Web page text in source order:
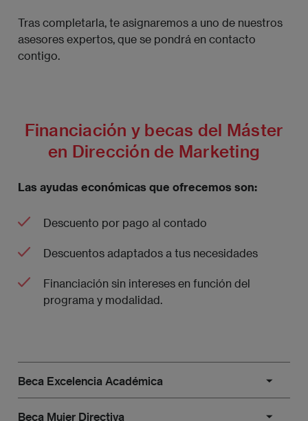
Tras completarla, te asignaremos a uno de nuestros
asesores expertos, que se pondrá en contacto
contigo.
Financiación y becas del Máster
en Dirección de Marketing
Las ayudas económicas que ofrecemos son:
Descuento por pago al contado
Descuentos adaptados a tus necesidades
Financiación sin intereses en función del
programa y modalidad.
Beca Excelencia Académica
El esfuerzo y la dedicación en los estudios merecen
Beca Mujer Directiva